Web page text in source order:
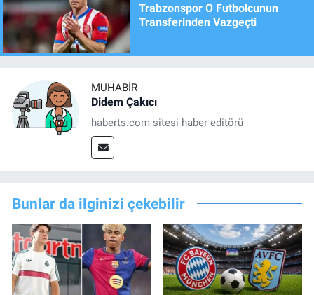
Trabzonspor O Futbolcunun
Transferinden Vazgeçti
MUHABIR
Didem Çakıcı
haberts.com sitesi haber editörü
Bunlar da ilginizi çekebilir